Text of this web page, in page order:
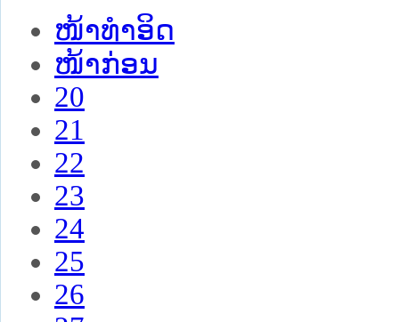
ໜ້າທໍາອິດ
ໜ້າກ່ອນ
20
21
22
23
24
25
26